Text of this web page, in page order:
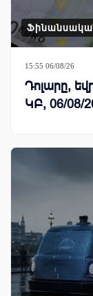
15:55 06/08/26
Դոլարը,
ԿԲ, 06/08/